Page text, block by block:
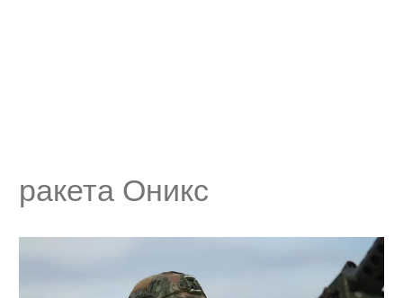
ракета Оникс